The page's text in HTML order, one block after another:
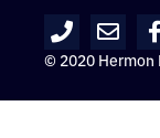
© 2020 Hermon